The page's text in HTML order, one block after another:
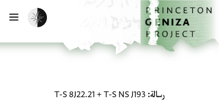
إلى المحتوى الرئيسي
الرئيسية
تفعيل الوضع المظلم
رسالة T-S NS J193
+
T-S 8J22.21